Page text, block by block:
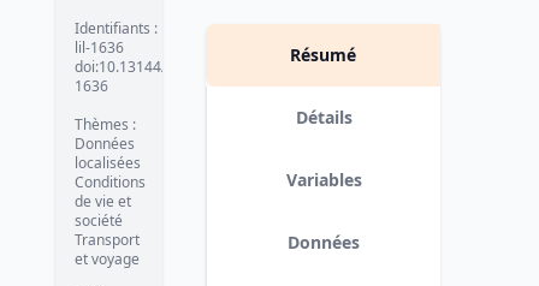
Métropole
Savoie et
Avant-Pays
2022
Identifiants :
lil-1636
doi:10.13144/lil-
1636
Thèmes :
Données
localisées
Conditions
de vie et
société
Transport
et voyage
Résumé
Détails
Variables
Données